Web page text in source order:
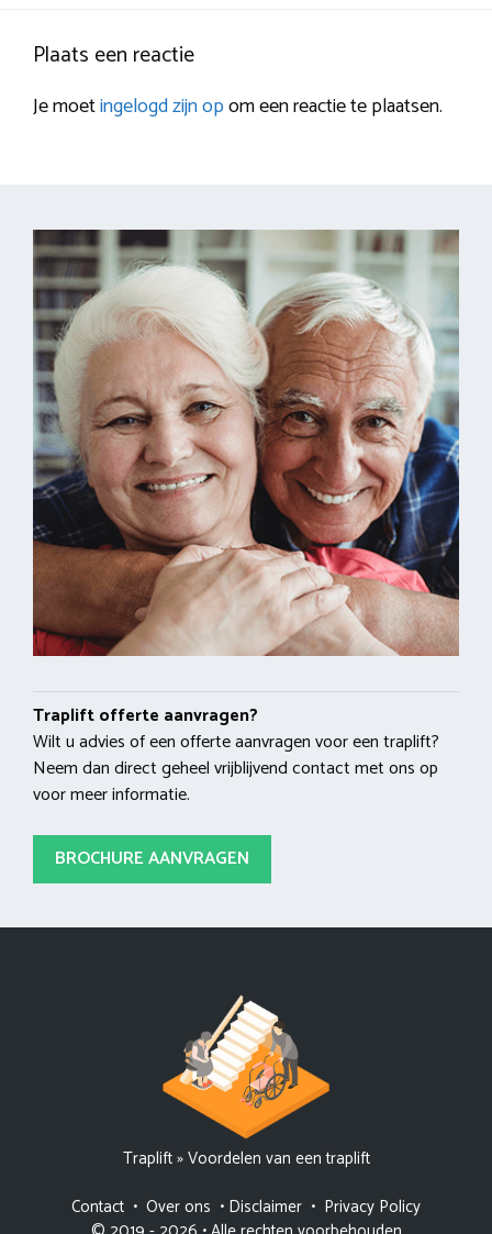
Plaats een reactie
Je moetingelogd zijn opom een reactie te plaatsen.
Traplift offerte aanvragen?
Wilt u advies of een offerte aanvragen voor een traplift?
Neem dan direct geheel vrijblijvend contact met ons op
voor meer informatie.
BROCHURE AANVRAGEN
Traplift»Voordelen van een traplift
Contact • Over ons • Disclaimer • Privacy Policy